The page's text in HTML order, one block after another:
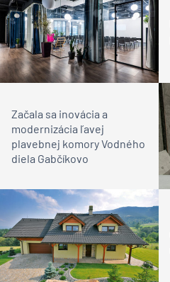
Začala sa inovácia a
modernizácia ľavej
plavebnej komory Vodného
diela Gabčíkovo